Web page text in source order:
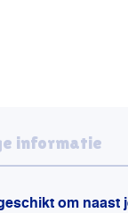
informatie
om naast